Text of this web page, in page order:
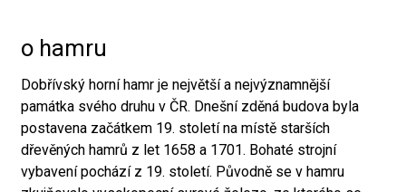
o hamru
Dobřívský horní hamr je největší a nejvýznamnější
památka svého druhu v ČR. Dnešní zděná budova byla
postavena začátkem 19. století na místě starších
dřevěných hamrů z let 1658 a 1701. Bohaté strojní
vybavení pochází z 19. století. Původně se v hamru